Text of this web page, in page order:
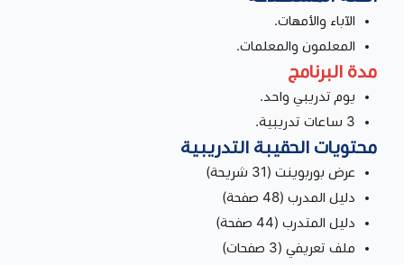
الآباء والأمهات.
المعلمون والمعلمات.
مدة البرنامج
يوم تدريبي واحد.
3 ساعات تدريبية.
محتويات الحقيبة التدريبية
عرض بوربوينت (31 شريحة)
دليل المدرب (48 صفحة)
دليل المتدرب (44 صفحة)
ملف تعريفي (3 صفحات)